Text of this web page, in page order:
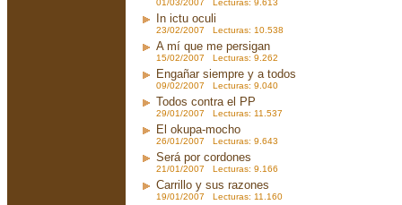
01/03/2007 Lecturas: 9.613
In ictu oculi
23/02/2007 Lecturas: 10.538
A mí que me persigan
15/02/2007 Lecturas: 9.262
Engañar siempre y a todos
09/02/2007 Lecturas: 9.040
Todos contra el PP
29/01/2007 Lecturas: 11.537
El okupa-mocho
26/01/2007 Lecturas: 9.643
Será por cordones
21/01/2007 Lecturas: 9.166
Carrillo y sus razones
19/01/2007 Lecturas: 11.160